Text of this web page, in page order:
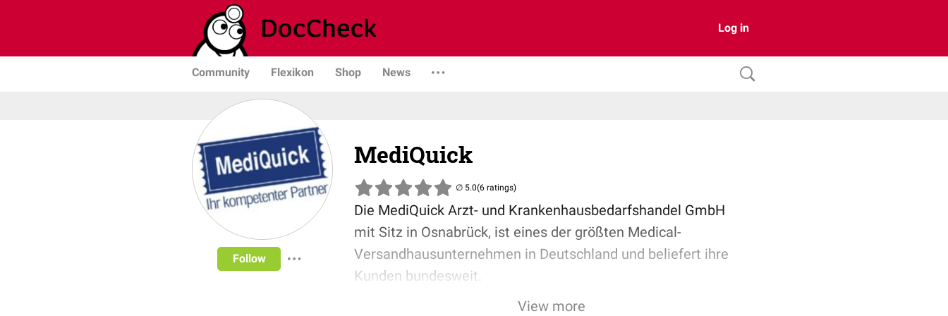
Log in
Community Flexikon Shop News
Follow
MediQuick
(6 ratings)
Die MediQuick Arzt- und Krankenhausbedarfshandel GmbH
mit Sitz in Osnabrück, ist eines der größten Medical-
Versandhausunternehmen in Deutschland und beliefert ihre
Kunden bundesweit.
Neben einem schnellen Lieferservice zeichnen die hohe
View more